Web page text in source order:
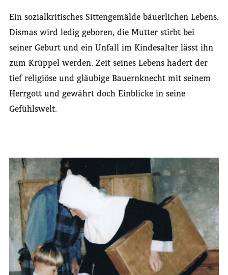
Ein sozialkritisches Sittengemälde bäuerlichen Lebens.
Dismas wird ledig geboren, die Mutter stirbt bei
seiner Geburt und ein Unfall im Kindesalter lässt ihn
zum Krüppel werden. Zeit seines Lebens hadert der
tief religiöse und gläubige Bauernknecht mit seinem
Herrgott und gewährt doch Einblicke in seine
Gefühlswelt.